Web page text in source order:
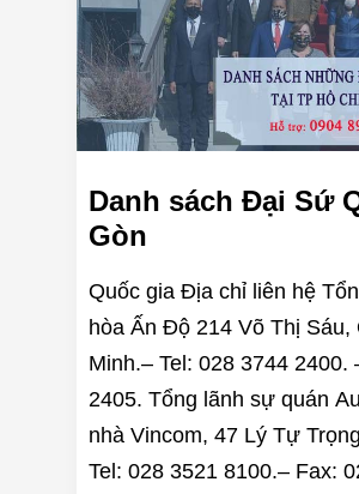
Danh sách Đại Sứ
Gòn
Quốc gia Địa chỉ liên hệ
hòa Ấn Độ 214 Võ Thị Sáu,
Minh.– Tel: 028 3744 2400.
2405. Tổng lãnh sự quán
nhà Vincom, 47 Lý Tự
Tel: 028 3521 8100.– Fax: